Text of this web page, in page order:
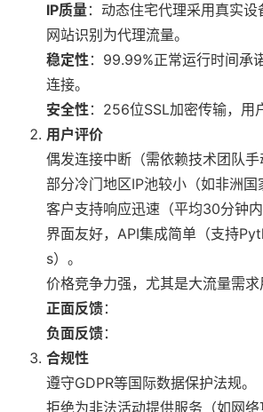
IP质量：动态住宅代理采用真实
网站识别为代理流量。
稳定性：99.99%正常运行时间承
连接。
安全性：256位SSL加密传输，用
用户评价
偶发连接中断（需依赖技术团队手
部分冷门地区IP池较小（如非洲国
客户支持响应迅速（平均30分钟内
界面友好，API集成简单（支持
s）。
价格竞争力强，尤其是大流量需求
正面反馈：
负面反馈：
合规性
遵守GDPR等国际数据保护法规。
拒绝为非法活动提供服务（如网络